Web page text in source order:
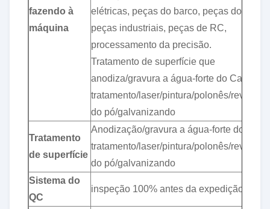
fazendo à
máquina
elétricas, peças do barco, peças dos
peças industriais, peças de RC,
processamento da precisão.
Tratamento de superfície que
anodiza/gravura a água-forte do Calor-
tratamento/laser/pintura/polonês/
do pó/galvanizando
Tratamento
de superfície
Anodização/gravura a água-forte do
tratamento/laser/pintura/polonês/
do pó/galvanizando
Sistema do
QC
inspeção 100% antes da expedição